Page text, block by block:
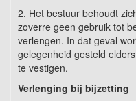
2. Het bestuur behoudt
zoverre geen gebruik tot
verlengen. In dat geval
gelegenheid gesteld
te vestigen.
Verlenging bij bijzetting